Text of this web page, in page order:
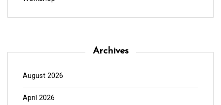
Archives
August 2026
April 2026